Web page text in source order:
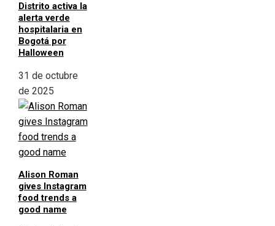
Distrito activa la
alerta verde
hospitalaria en
Bogotá por
Halloween
31 de octubre
de 2025
Alison Roman
gives Instagram
food trends a
good name